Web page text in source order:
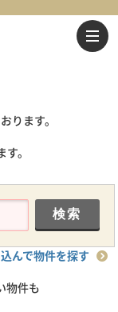
ります。
。
んで物件を探す
物件も